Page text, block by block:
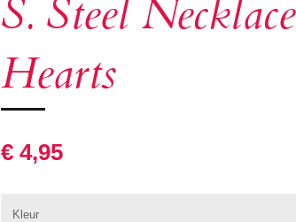
S. Steel Necklace
Hearts
€ 4,95
Kleur